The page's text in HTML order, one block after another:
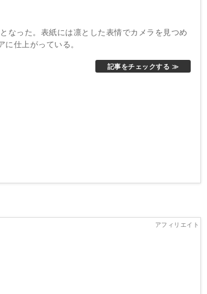
なった。表紙には凛とした表情でカメラを見つめ
仕上がっている。
記事をチェックする ≫